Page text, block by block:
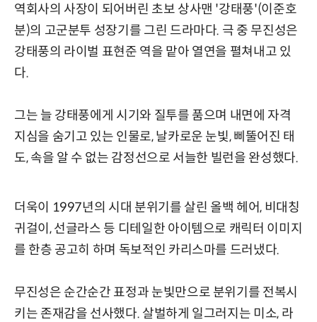
역회사의 사장이 되어버린 초보 상사맨 '강태풍'(이준호
분)의 고군분투 성장기를 그린 드라마다. 극 중 무진성은
강태풍의 라이벌 표현준 역을 맡아 열연을 펼쳐내고 있
다.
그는 늘 강태풍에게 시기와 질투를 품으며 내면에 자격
지심을 숨기고 있는 인물로, 날카로운 눈빛, 삐뚤어진 태
도, 속을 알 수 없는 감정선으로 서늘한 빌런을 완성했다.
더욱이 1997년의 시대 분위기를 살린 올백 헤어, 비대칭
귀걸이, 선글라스 등 디테일한 아이템으로 캐릭터 이미지
를 한층 공고히 하며 독보적인 카리스마를 드러냈다.
무진성은 순간순간 표정과 눈빛만으로 분위기를 전복시
키는 존재감을 선사했다. 살벌하게 일그러지는 미소, 라